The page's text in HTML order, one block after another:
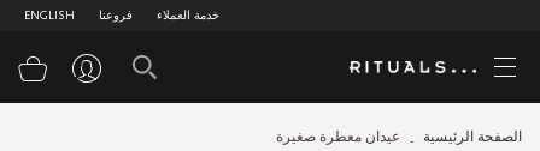
ENGLISH فروعنا خدمة العملاء
الصفحة الرئيسية عيدان معطرة صغيرة